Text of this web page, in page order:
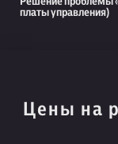
платы управления)
Цены на